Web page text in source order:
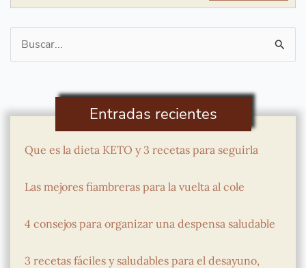
Buscar
por:
Entradas recientes
Que es la dieta KETO y 3 recetas para seguirla
Las mejores fiambreras para la vuelta al cole
4 consejos para organizar una despensa saludable
3 recetas fáciles y saludables para el desayuno,